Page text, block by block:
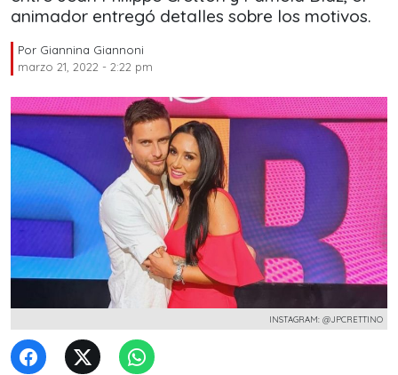
animador entregó detalles sobre los motivos.
Por Giannina Giannoni
marzo 21, 2022 - 2:22 pm
INSTAGRAM: @JPCRETTINO